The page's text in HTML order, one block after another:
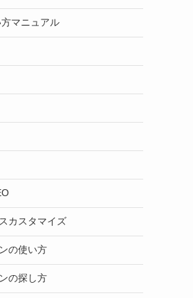
マニュアル
カスタマイズ
の使い方
の探し方